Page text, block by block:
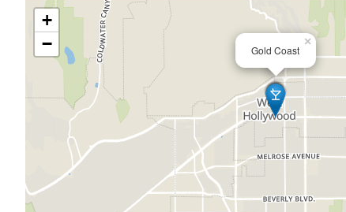
Gold Coast
×
+
−